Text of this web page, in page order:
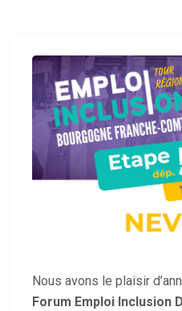
Nous avons le plaisir
Forum Emploi Inclusion